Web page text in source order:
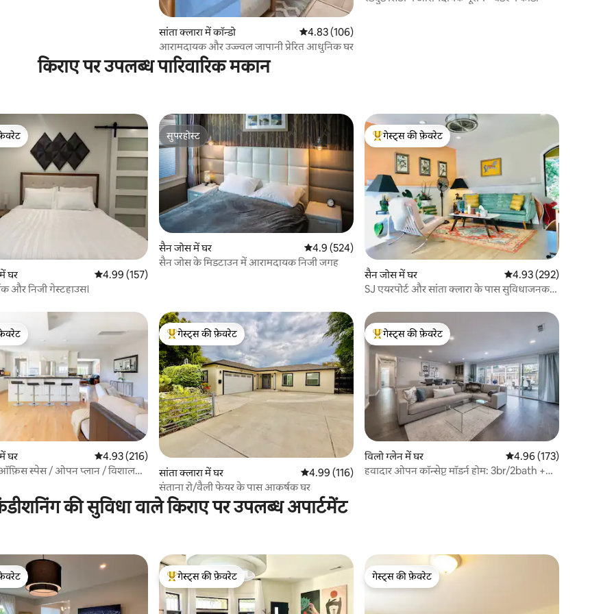
सांता क्लारा में कॉन्डो औसत रेटिंग 5 में से 4.83, 106 समीक्षाएँ
4.83 (106)
आरामदायक और उज्ज्वल जापानी प्रेरित आधुनिक घर
किराए पर उपलब्ध पारिवारिक मकान
घर औसत रेटिंग 5 में से 4.99, 157 समीक्षाएँ
4.99 (157)
और निजी गेस्टहाउस।
सुपरहोस्ट
सुपरहोस्ट
सैन जोस में घर औसत रेटिंग 5 में से 4.9, 524 समीक्षाएँ
4.9 (524)
सैन जोस के मिडटाउन में आरामदायक निजी जगह
गेस्ट्स का टॉप फ़ेवरेट
गेस्ट्स की फ़ेवरेट
सैन जोस में घर औसत रेटिंग 5 में से 4.93,
4.93 (292)
SJ एयरपोर्ट और सांता क्लारा के पास सुविधाजनक
घर औसत रेटिंग 5 में से 4.93, 216 समीक्षाएँ
4.93 (216)
स्पेस / ओपन प्लान / विशाल
गेस्ट्स का टॉप फ़ेवरेट
गेस्ट्स की फ़ेवरेट
सांता क्लारा में घर औसत रेटिंग 5 में से 4.99, 116 समीक्षाएँ
4.99 (116)
संताना रो/वैली फेयर के पास आकर्षक घर
गेस्ट्स का टॉप फ़ेवरेट
गेस्ट्स की फ़ेवरेट
विलो ग्लेन में घर औसत रेटिंग 5 में से 4.96,
4.96 (173)
हवादार ओपन कॉन्सेप्ट मॉडर्न होम: 3br/2bath +
की सुविधा वाले किराए पर उपलब्ध अपार्टमेंट
गेस्ट्स का टॉप फ़ेवरेट
गेस्ट्स की फ़ेवरेट
गेस्ट्स की फ़ेवरेट
गेस्ट्स की फ़ेवरेट